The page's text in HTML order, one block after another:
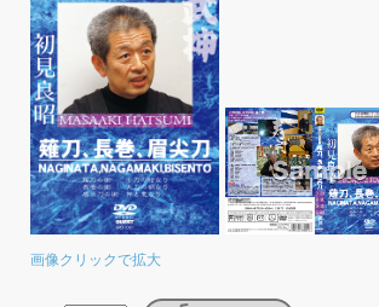
画像クリックで拡大